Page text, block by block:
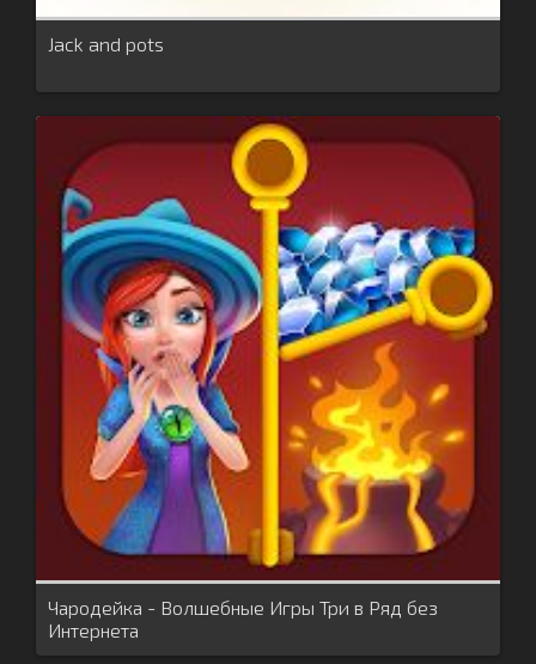
Jack and pots
Чародейка - Волшебные Игры Три в Ряд без
Интернета